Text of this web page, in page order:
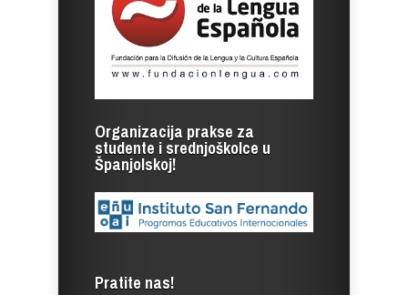
Organizacija prakse za
studente i srednjoškolce u
Španjolskoj!
Pratite nas!